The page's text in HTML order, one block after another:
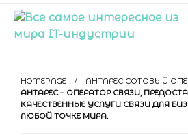
Skip
content
индустрии
HOMEPAGE
АНТАРЕС СОТОВЫЙ
АНТАРЕС – ОПЕРАТОР СВЯЗИ,
КАЧЕСТВЕННЫЕ УСЛУГИ СВЯЗИ ДЛЯ
ЛЮБОЙ ТОЧКЕ МИРА.